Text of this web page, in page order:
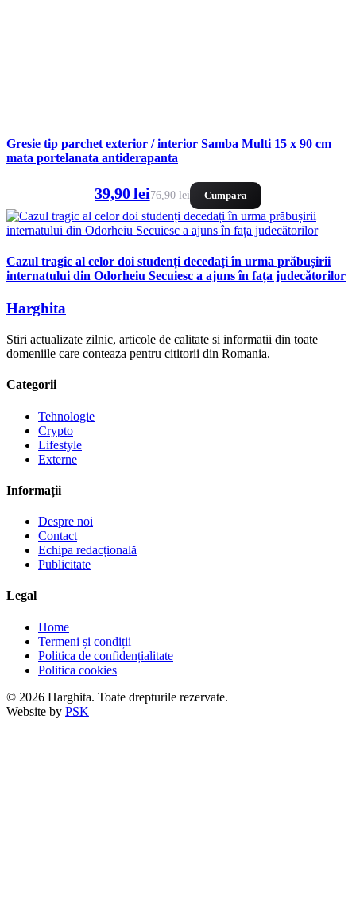
Gresie tip parchet exterior / interior Samba Multi 15 x 90 cm
mata portelanata antiderapanta
39,90 lei76,90 lei Cumpara
Cazul tragic al celor doi studenți decedați în urma prăbușirii
internatului din Odorheiu Secuiesc a ajuns în fața judecătorilor
Harghita
Stiri actualizate zilnic, articole de calitate si informatii din toate
domeniile care conteaza pentru cititorii din Romania.
Categorii
Tehnologie
Crypto
Lifestyle
Externe
Informații
Despre noi
Contact
Echipa redacțională
Publicitate
Legal
Home
Termeni și condiții
Politica de confidențialitate
Politica cookies
© 2026 Harghita. Toate drepturile rezervate.
Website by PSK